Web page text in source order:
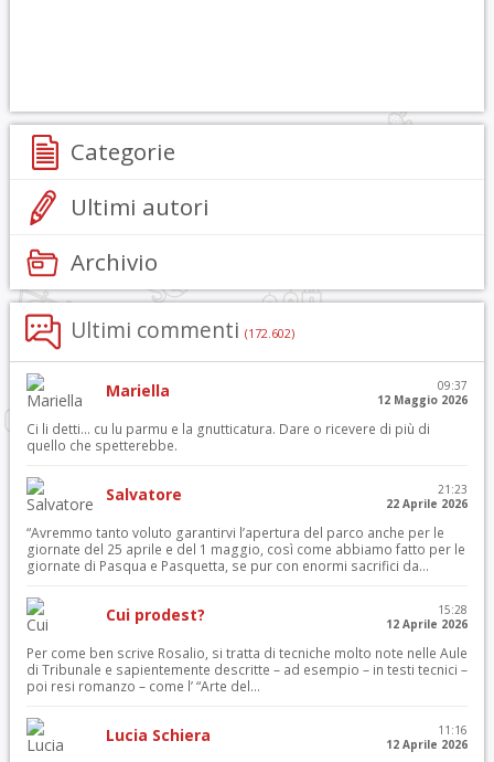
Categorie
Ultimi autori
Archivio
Ultimi commenti (172.602)
Mariella
09:37
12 Maggio 2026
Ci li detti… cu lu parmu e la gnutticatura. Dare o ricevere di più di
quello che spetterebbe.
Salvatore
21:23
22 Aprile 2026
“Avremmo tanto voluto garantirvi l’apertura del parco anche per le
giornate del 25 aprile e del 1 maggio, così come abbiamo fatto per le
giornate di Pasqua e Pasquetta, se pur con enormi sacrifici da...
Cui prodest?
15:28
12 Aprile 2026
Per come ben scrive Rosalio, si tratta di tecniche molto note nelle Aule
di Tribunale e sapientemente descritte – ad esempio – in testi tecnici –
poi resi romanzo – come l’ “Arte del...
Lucia Schiera
11:16
12 Aprile 2026